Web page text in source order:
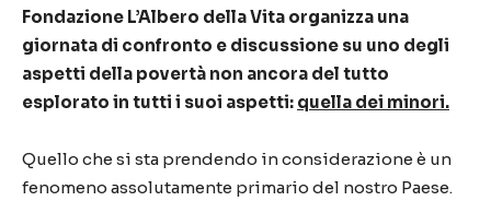
Fondazione L’Albero della Vita organizza una
giornata di confronto e discussione su uno degli
aspetti della povertà non ancora del tutto
esplorato in tutti i suoi aspetti: quella dei minori.
Quello che si sta prendendo in considerazione è un
fenomeno assolutamente primario del nostro Paese.